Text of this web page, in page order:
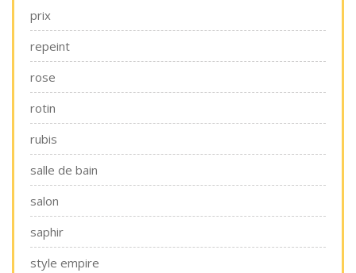
prix
repeint
rose
rotin
rubis
salle de bain
salon
saphir
style empire